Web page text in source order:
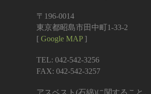
〒196-0014
東京都昭島市田中町1-33-2
[ Google MAP]
TEL: 042-542-3256
FAX: 042-542-3257
アスベスト(石綿)に関すること。